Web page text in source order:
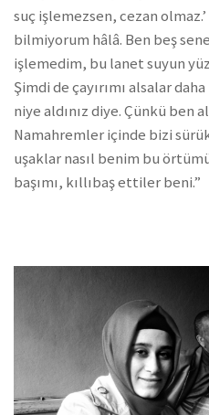
suç işlemezsen, cezan
bilmiyorum hâlâ. Ben beş
işlemedim, bu lanet suyun
Şimdi de çayırımı alsalar
niye aldınız diye. Çünkü ben
Namahremler içinde bizi
uşaklar nasıl benim bu
başımı, kıllıbaş ettiler beni.”